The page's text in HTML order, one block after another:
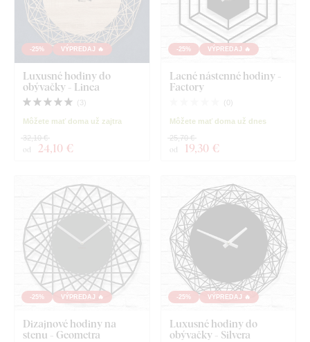
-25% VÝPREDAJ 🔥
Luxusné hodiny do
obývačky - Linea
( 3 )
Môžete mať doma už zajtra
od 24,10 €
32,10 €
-25% VÝPREDAJ 🔥
Lacné nástenné hodiny -
Factory
( 0 )
Môžete mať doma už dnes
od 19,30 €
25,70 €
-25% VÝPREDAJ 🔥
Dizajnové hodiny na
stenu - Geometra
-25% VÝPREDAJ 🔥
Luxusné hodiny do
obývačky - Silvera